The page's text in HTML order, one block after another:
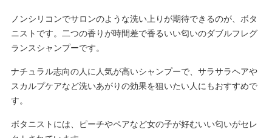
ノンシリコンでサロンのような洗い上りが期待できるのが、ボタ
ニストです。二つの香りが時間差で香るいい匂いのダブルフレグ
ランスシャンプーです。
ナチュラル志向の人に人気が高いシャンプーで、サラサラヘアや
スカルプケアなど洗いあがりの効果を狙いたい人にもおすすめで
す。
ボタニストには、ピーチやペアなど女の子が好むいい匂いがセレ